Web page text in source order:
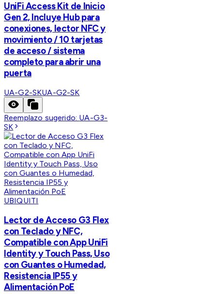
UniFi Access Kit de Inicio
Gen 2, Incluye Hub para
conexiones, lector NFC y
movimiento / 10 tarjetas
de acceso / sistema
completo para abrir una
puerta
UA-G2-SKUA-G2-SK
Reemplazo sugerido: UA-G3-
SK
UBIQUITI
Lector de Acceso G3 Flex
con Teclado y NFC,
Compatible con App UniFi
Identity y Touch Pass, Uso
con Guantes o Humedad,
Resistencia IP55 y
Alimentación PoE